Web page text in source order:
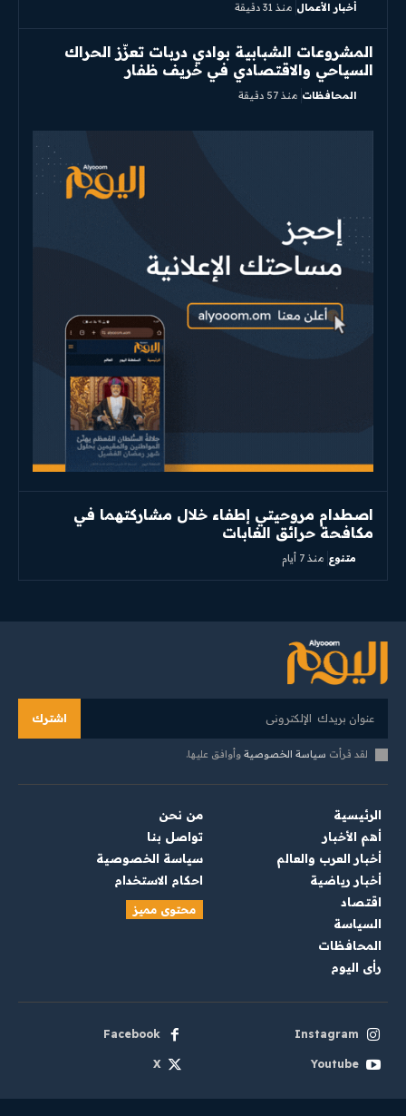
أخبار الأعمال منذ 31 دقيقة
المشروعات الشبابية بوادي دربات تعزّز الحراك
السياحي والاقتصادي في خريف ظفار
المحافظات منذ 57 دقيقة
اصطدام مروحيتي إطفاء خلال مشاركتهما في
مكافحة حرائق الغابات
متنوع منذ 7 أيام
اشترك
لقد قرأت سياسة الخصوصية وأوافق عليها.
الرئيسية
أهم الأخبار
أخبار العرب والعالم
أخبار رياضية
اقتصاد
السياسة
المحافظات
رأي اليوم
من نحن
تواصل بنا
سياسة الخصوصية
احكام الاستخدام
محتوى مميز
Facebook Instagram
X Youtube